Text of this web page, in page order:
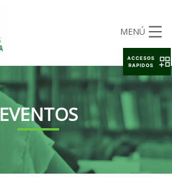
MENÚ
EVENTOS
ACCESOS
RAPIDOS